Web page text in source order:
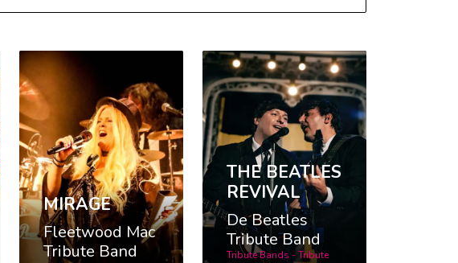
MIRAGE
Fleetwood Mac
Tribute Band
THE BEATLES
REVIVAL
De Beatles
Tribute Band
Tribute Bands - Tribute